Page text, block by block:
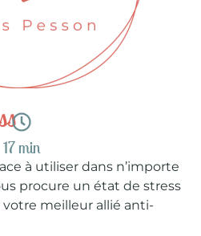
17 min
à utiliser dans n’importe
procure un état de stress
votre meilleur allié anti-